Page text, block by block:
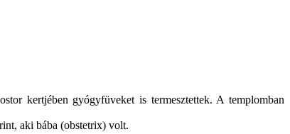
kertjében gyógyfüveket is termesztettek. A templomban
aki bába (obstetrix) volt.